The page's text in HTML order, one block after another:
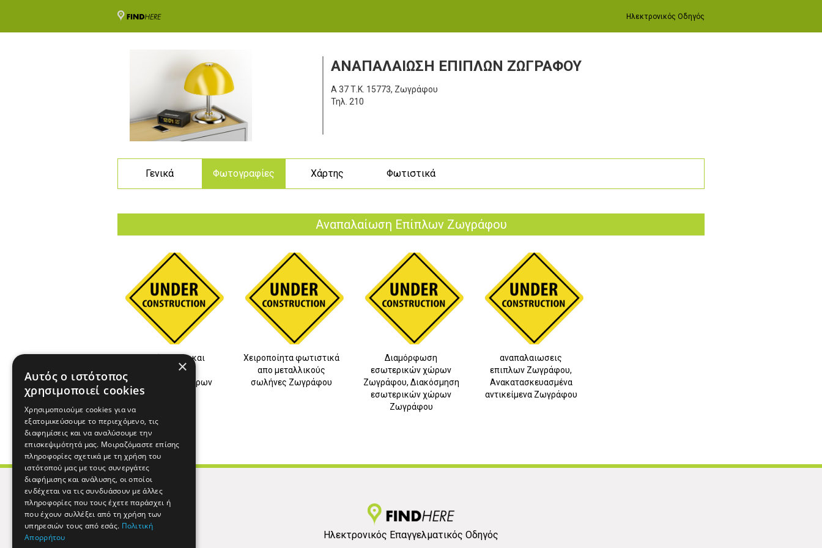
Ηλεκτρονικός Οδηγός
ΑΝΑΠΑΛΑΙΩΣΗ ΕΠΙΠΛΩΝ ΖΩΓΡΑΦΟΥ
Α 37 Τ.Κ. 15773, Ζωγράφου
Τηλ. 210
Γενικά Φωτογραφίες Χάρτης Φωτιστικά
Αναπαλαίωση Επίπλων Ζωγράφου
Διαμόρφωση και
Διακόσμηση
Εσωτερικών Χώρων
Χειροποίητα φωτιστικά
απο μεταλλικούς
σωλήνες Ζωγράφου
Διαμόρφωση
εσωτερικών χώρων
Ζωγράφου, Διακόσμηση
εσωτερικών χώρων
Ζωγράφου
αναπαλαιωσεις
επιπλων Ζωγράφου,
Ανακατασκευασμένα
αντικείμενα Ζωγράφου
4
Ηλεκτρονικός Επαγγελματικός Οδηγός
×
Αυτός ο ιστότοπος
χρησιμοποιεί cookies
Χρησιμοποιούμε cookies για να
εξατομικεύσουμε το περιεχόμενο, τις
διαφημίσεις και να αναλύσουμε την
επισκεψιμότητά μας. Μοιραζόμαστε επίσης
πληροφορίες σχετικά με τη χρήση του
ιστότοπού μας με τους συνεργάτες
διαφήμισης και ανάλυσης, οι οποίοι
ενδέχεται να τις συνδυάσουν με άλλες
πληροφορίες που τους έχετε παράσχει ή
που έχουν συλλέξει από τη χρήση των
υπηρεσιών τους από εσάς. Πολιτική
Απορρήτου